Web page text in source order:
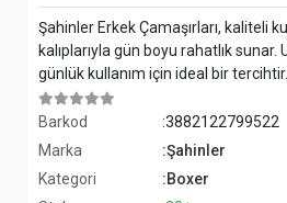
Şahinler Erkek Çamaşırları, kaliteli
kalıplarıyla gün boyu rahatlık sunar.
günlük kullanım için ideal bir tercihtir.
Barkod
:3882122799522
Marka
:Şahinler
Kategori
:Boxer